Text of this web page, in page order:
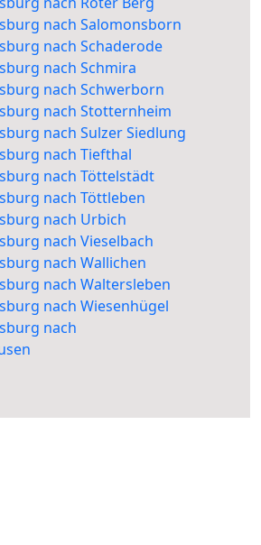
nach Salomonsborn
nach Schaderode
nach Schmira
nach Schwerborn
nach Stotternheim
nach Sulzer Siedlung
nach Tiefthal
nach Töttelstädt
nach Töttleben
nach Urbich
nach Vieselbach
nach Wallichen
nach Waltersleben
nach Wiesenhügel
nach